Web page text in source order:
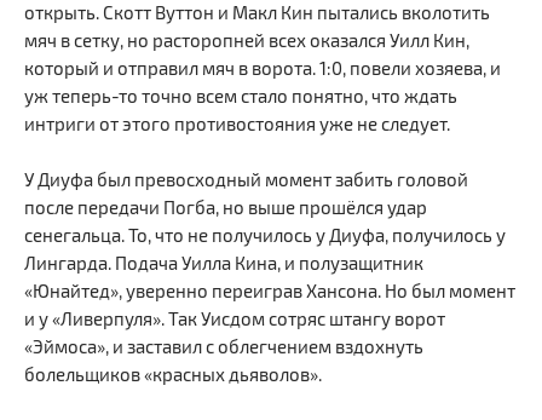
открыть. Скотт Вуттон и Макл Кин пытались вколотить
мяч в сетку, но расторопней всех оказался Уилл Кин,
который и отправил мяч в ворота. 1:0, повели хозяева, и
уж теперь-то точно всем стало понятно, что ждать
интриги от этого противостояния уже не следует.
У Диуфа был превосходный момент забить головой
после передачи Погба, но выше прошёлся удар
сенегальца. То, что не получилось у Диуфа, получилось у
Лингарда. Подача Уилла Кина, и полузащитник
«Юнайтед», уверенно переиграв Хансона. Но был момент
и у «Ливерпуля». Так Уисдом сотряс штангу ворот
«Эймоса», и заставил с облегчением вздохнуть
болельщиков «красных дьяволов».